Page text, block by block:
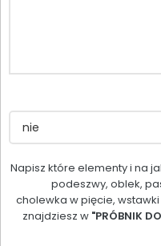
Napisz które elementy i na
podeszwy, oblek,
cholewka w pięcie,
znajdziesz w "PRÓBNIK